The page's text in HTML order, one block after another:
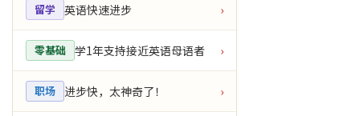
留学 英语快速进步 ›
零基础 学1年支持接近英语母语者 ›
职场 进步快，太神奇了！ ›